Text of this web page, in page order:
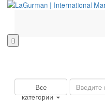
Все
категории